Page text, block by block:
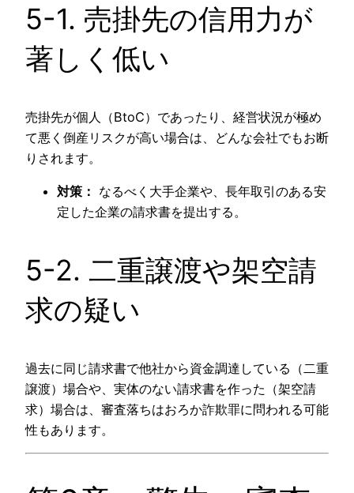
5-1. 売掛先の信用力が
著しく低い
売掛先が個人（BtoC）であったり、経営状況が極め
て悪く倒産リスクが高い場合は、どんな会社でもお断
りされます。
対策： なるべく大手企業や、長年取引のある安
定した企業の請求書を提出する。
5-2. 二重譲渡や架空請
求の疑い
過去に同じ請求書で他社から資金調達している（二重
譲渡）場合や、実体のない請求書を作った（架空請
求）場合は、審査落ちはおろか詐欺罪に問われる可能
性もあります。